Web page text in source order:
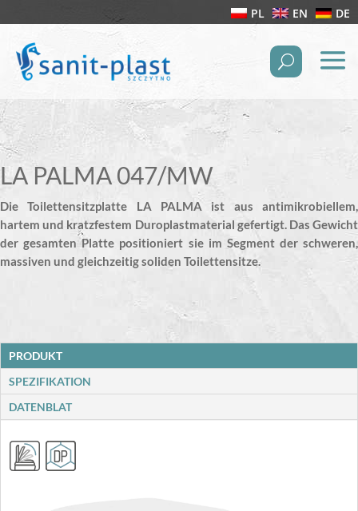
PL EN DE
LA PALMA 047/MW
Die Toilettensitzplatte LA PALMA ist aus antimikrobiellem,
hartem und kratzfestem Duroplastmaterial gefertigt. Das Gewicht
der gesamten Platte positioniert sie im Segment der schweren,
massiven und gleichzeitig soliden Toilettensitze.
PRODUKT
SPEZIFIKATION
DATENBLAT